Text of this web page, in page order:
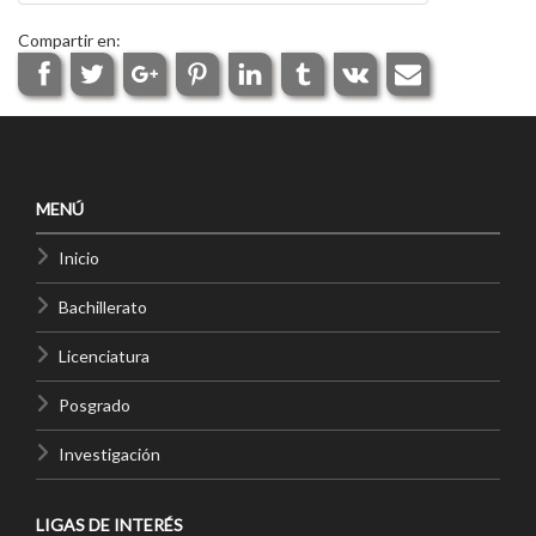
Compartir en:
MENÚ
Inicio
Bachillerato
Licenciatura
Posgrado
Investigación
LIGAS DE INTERÉS